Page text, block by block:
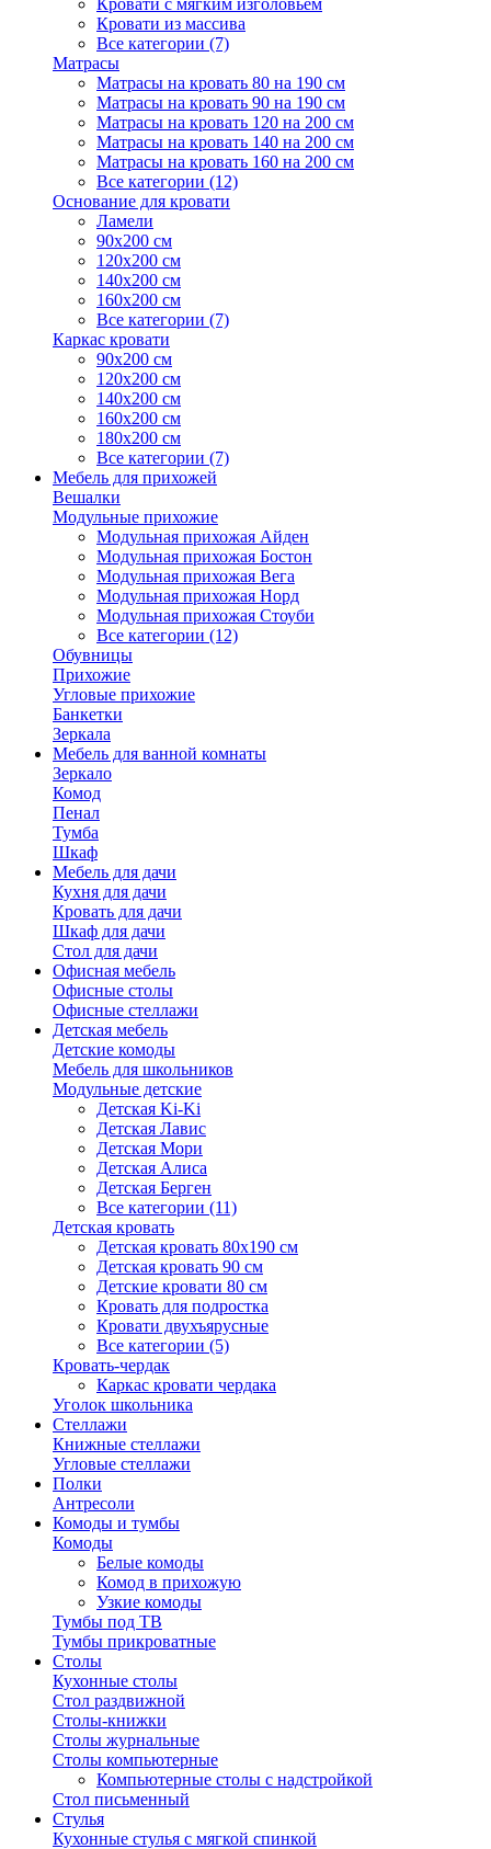
Кровати с мягким изголовьем
Кровати из массива
Все категории (7)
Матрасы
Матрасы на кровать 80 на 190 см
Матрасы на кровать 90 на 190 см
Матрасы на кровать 120 на 200 см
Матрасы на кровать 140 на 200 см
Матрасы на кровать 160 на 200 см
Все категории (12)
Основание для кровати
Ламели
90х200 см
120х200 см
140х200 см
160х200 см
Все категории (7)
Каркас кровати
90х200 см
120х200 см
140х200 см
160х200 см
180х200 см
Все категории (7)
Мебель для прихожей
Вешалки
Модульные прихожие
Модульная прихожая Айден
Модульная прихожая Бостон
Модульная прихожая Вега
Модульная прихожая Норд
Модульная прихожая Стоуби
Все категории (12)
Обувницы
Прихожие
Угловые прихожие
Банкетки
Зеркала
Мебель для ванной комнаты
Зеркало
Комод
Пенал
Тумба
Шкаф
Мебель для дачи
Кухня для дачи
Кровать для дачи
Шкаф для дачи
Стол для дачи
Офисная мебель
Офисные столы
Офисные стеллажи
Детская мебель
Детские комоды
Мебель для школьников
Модульные детские
Детская Ki-Ki
Детская Лавис
Детская Мори
Детская Алиса
Детская Берген
Все категории (11)
Детская кровать
Детская кровать 80х190 см
Детская кровать 90 см
Детские кровати 80 см
Кровать для подростка
Кровати двухъярусные
Все категории (5)
Кровать-чердак
Каркас кровати чердака
Уголок школьника
Стеллажи
Книжные стеллажи
Угловые стеллажи
Полки
Антресоли
Комоды и тумбы
Комоды
Белые комоды
Комод в прихожую
Узкие комоды
Тумбы под ТВ
Тумбы прикроватные
Столы
Кухонные столы
Стол раздвижной
Столы-книжки
Столы журнальные
Столы компьютерные
Компьютерные столы с надстройкой
Стол письменный
Стулья
Кухонные стулья с мягкой спинкой